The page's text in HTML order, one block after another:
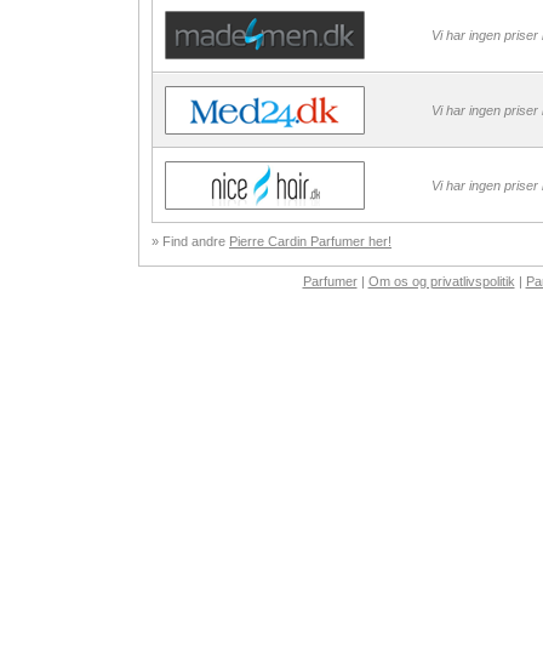
Vi har ingen
Vi har ingen
Vi har ingen
» Find andre Pierre Cardin Parfumer her!
Parfumer| Om os og privatlivspolitik |